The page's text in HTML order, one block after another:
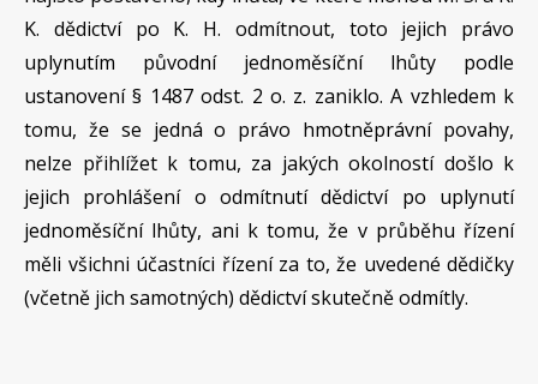
K. dědictví po K. H. odmítnout, toto jejich právo
uplynutím původní jednoměsíční lhůty podle
ustanovení § 1487 odst. 2 o. z. zaniklo. A vzhledem k
tomu, že se jedná o právo hmotněprávní povahy,
nelze přihlížet k tomu, za jakých okolností došlo k
jejich prohlášení o odmítnutí dědictví po uplynutí
jednoměsíční lhůty, ani k tomu, že v průběhu řízení
měli všichni účastníci řízení za to, že uvedené dědičky
(včetně jich samotných) dědictví skutečně odmítly.